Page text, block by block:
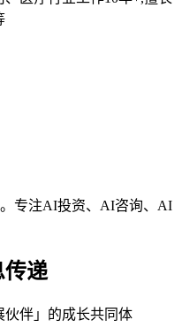
专注AI投资、AI咨询、AI
传递
伙伴」的成长共同体